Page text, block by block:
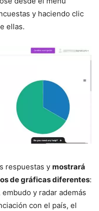
y haciendo clic
ellas.
respuestas y mostrará
de gráficas diferentes:
y radar además
con el país, el